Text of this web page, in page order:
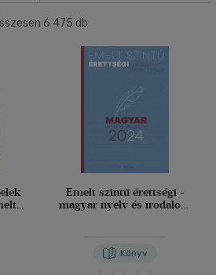
(4)
6 475 db
Emelt szintű érettségi -
magyar nyelv és irodalom
Könyv